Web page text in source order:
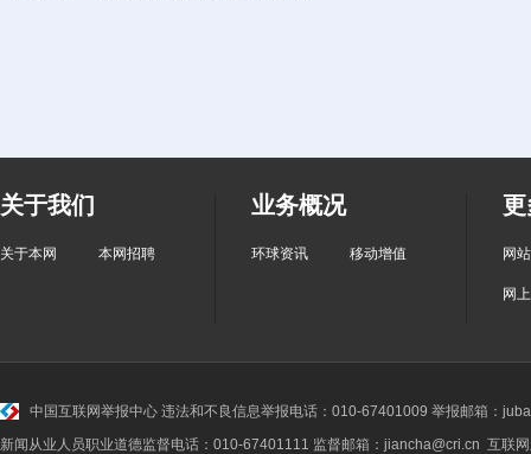
关于我们
关于本网 本网招聘
业务概况
环球资讯 移动增值 网
网
中国互联网举报中心 违法和不良信息举报电话：010-67401009 举报邮箱：
新闻从业人员职业道德监督电话：010-67401111 监督邮箱：jiancha@cri.cn 互联